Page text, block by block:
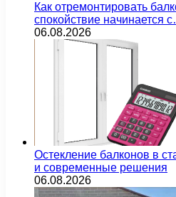
Как отремонтировать
спокойствие начинается
06.08.2026
Остекление балконов в
и современные решения
06.08.2026